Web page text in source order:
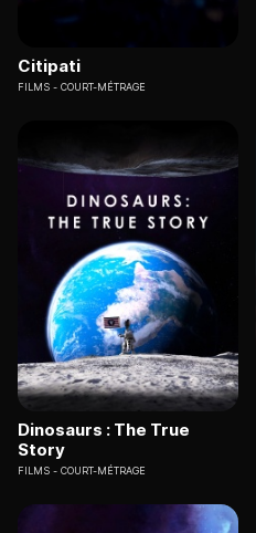
Citipati
FILMS COURT-MÉTRAGE
Dinosaurs : The True
Story
FILMS COURT-MÉTRAGE